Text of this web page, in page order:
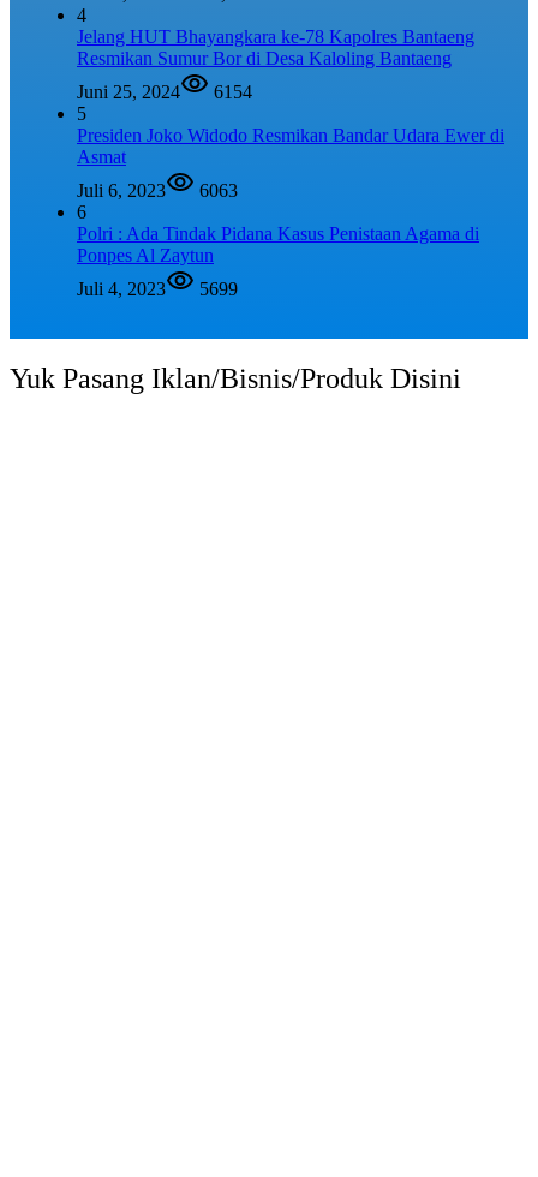
4
Jelang HUT Bhayangkara ke-78 Kapolres Bantaeng
Resmikan Sumur Bor di Desa Kaloling Bantaeng
Juni 25, 2024
6154
5
Presiden Joko Widodo Resmikan Bandar Udara Ewer di
Asmat
Juli 6, 2023
6063
6
Polri : Ada Tindak Pidana Kasus Penistaan Agama di
Ponpes Al Zaytun
Juli 4, 2023
5699
Yuk Pasang Iklan/Bisnis/Produk Disini